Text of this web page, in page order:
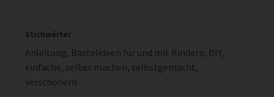
Stichwörter
Anleitung, Bastelideen für und mit Kindern, DIY,
einfache, selber machen, selbstgemacht,
verschönern